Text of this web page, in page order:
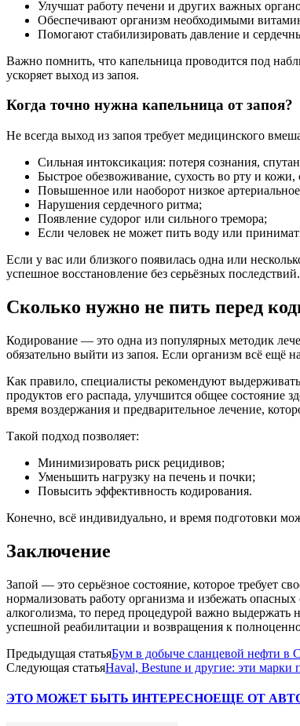
Улучшат работу печени и других важных
Обеспечивают организм необходимыми
Помогают стабилизировать давление и
Важно помнить, что капельница проводится под
ускоряет выход из запоя.
Когда точно нужна капельница от запоя?
Не всегда выход из запоя требует медицинского
Сильная интоксикация: потеря сознания,
Быстрое обезвоживание, сухость во рту и кожи,
Повышенное или наоборот низкое
Нарушения сердечного ритма;
Появление судорог или сильного тремора;
Если человек не может пить воду или
Если у вас или близкого появилась одна или
успешное восстановление без серьёзных последствий.
Сколько нужно не пить перед
Кодирование — это одна из популярных методик
обязательно выйти из запоя. Если организм всё ещё
Как правило, специалисты рекомендуют
продуктов его распада, улучшится общее состояние
время воздержания и предварительное лечение,
Такой подход позволяет:
Минимизировать риск рецидивов;
Уменьшить нагрузку на печень и почки;
Повысить эффективность кодирования.
Конечно, всё индивидуально, и время подготовки
Заключение
Запой — это серьёзное состояние, которое требует
нормализовать работу организма и избежать
алкоголизма, то перед процедурой важно
успешной реабилитации и возвращения к
Предыдущая статьяБум в добыче сланцевой нефти в
Следующая статьяHaval, Bestune и другие: эти
ЭТО МОЖЕТ БЫТЬ ИНТЕРЕСНОЕЩЕ ОТ